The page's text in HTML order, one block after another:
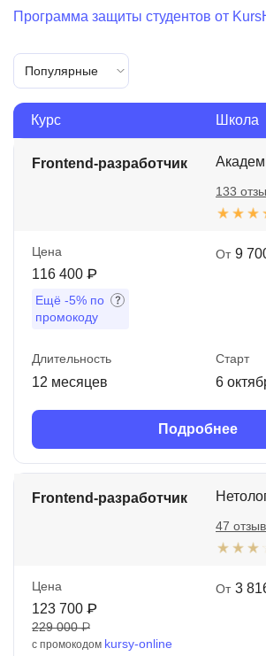
Программа защиты студентов от
Популярные
Курс Школа
Frontend-разработчик
133
Цена
116 400 ₽
Ещё -5% по
промокоду
От 9
Длительность
12 месяцев
Старт
6
Подробнее
Frontend-разработчик
47
Цена
123 700 ₽
229 000 ₽
с промокодом kursy-online
От 3
Менеджмент
Иностранные языки
Soft Skills
ДПО
Детям